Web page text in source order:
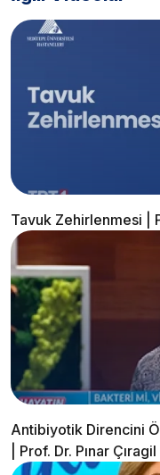
Tavuk Zehirlenmesi |
Antibiyotik Direncini
| Prof. Dr. Pınar Çıragil